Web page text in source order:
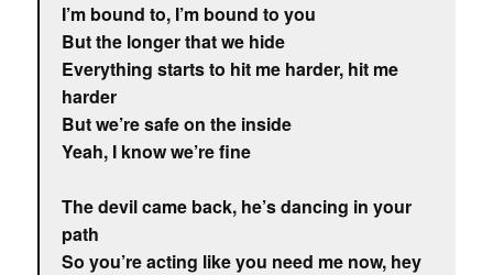
I’m bound to, I’m bound to you
But the longer that we hide
Everything starts to hit me harder, hit me
harder
But we’re safe on the inside
Yeah, I know we’re fine
The devil came back, he’s dancing in your
path
So you’re acting like you need me now, hey